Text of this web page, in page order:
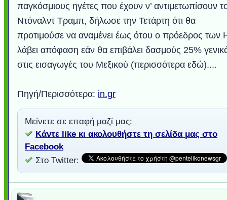
παγκόσμιους ηγέτες που έχουν ν’ αντιμετωπίσουν
Ντόναλντ Τραμπ, δήλωσε την Τετάρτη ότι θα
προτιμούσε να αναμένει έως ότου ο πρόεδρος των
λάβει απόφαση εάν θα επιβάλει δασμούς 25%
στις εισαγωγές του Μεξικού (περισσότερα εδώ)....
Πηγή/Περισσότερα: in.gr
Μείνετε σε επαφή μαζί μας:
Κάντε like κι ακολουθήστε τη σελίδα μας στο
Facebook
Στο Twitter: